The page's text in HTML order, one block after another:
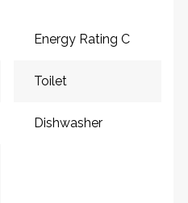
Energy Rating C
Toilet
Dishwasher